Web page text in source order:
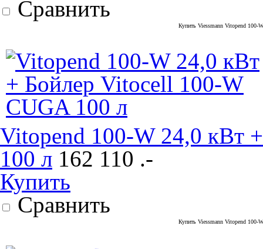
Сравнить
Купить Viessmann Vitopend
Vitopend 100-W 24,0 кВт
100 л 162 110 .-
Купить
Сравнить
Купить Viessmann Vitopend